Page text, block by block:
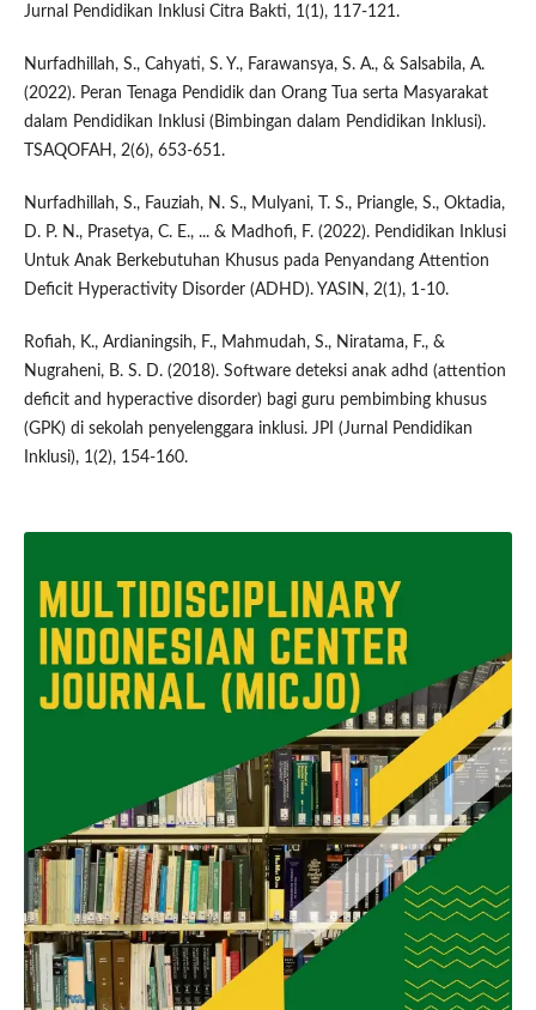
Jurnal Pendidikan Inklusi Citra Bakti, 1(1), 117-121.
Nurfadhillah, S., Cahyati, S. Y., Farawansya, S. A., & Salsabila, A.
(2022). Peran Tenaga Pendidik dan Orang Tua serta Masyarakat
dalam Pendidikan Inklusi (Bimbingan dalam Pendidikan Inklusi).
TSAQOFAH, 2(6), 653-651.
Nurfadhillah, S., Fauziah, N. S., Mulyani, T. S., Priangle, S., Oktadia,
D. P. N., Prasetya, C. E., ... & Madhofi, F. (2022). Pendidikan Inklusi
Untuk Anak Berkebutuhan Khusus pada Penyandang Attention
Deficit Hyperactivity Disorder (ADHD). YASIN, 2(1), 1-10.
Rofiah, K., Ardianingsih, F., Mahmudah, S., Niratama, F., &
Nugraheni, B. S. D. (2018). Software deteksi anak adhd (attention
deficit and hyperactive disorder) bagi guru pembimbing khusus
(GPK) di sekolah penyelenggara inklusi. JPI (Jurnal Pendidikan
Inklusi), 1(2), 154-160.